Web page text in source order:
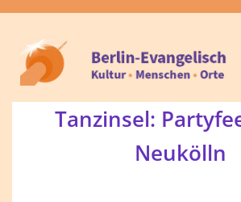
Tanzinsel:
Neukölln